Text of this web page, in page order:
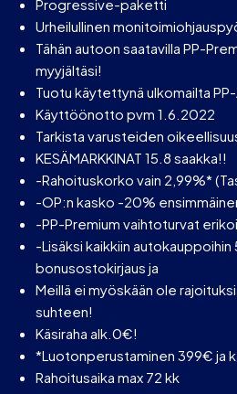
Progressive-paketti
Urheilullinen
Tähän autoon saatavilla PP-
myyjältäsi!
Tuotu käytettynä ulkomailta
Käyttöönotto pvm 1.6.2022
Tarkista varusteiden
KESÄMARKKINAT 15.8 saakka!!
-Rahoituskorko vain 2,99%*
-OP:n kasko -20%
-PP-Premium vaihtoturvat
-Lisäksi kaikkiin
bonusostokirjaus ja
Meillä ei myöskään ole
suhteen!
Käsiraha alk.0€!
*Luotonperustaminen 399€ ja
Rahoitusaika max 72 kk